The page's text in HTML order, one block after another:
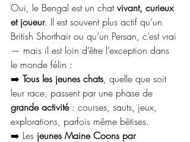
Oui, le Bengal est un chat vivant, curieux
et joueur. Il est souvent plus actif qu’un
British Shorthair ou qu’un Persan, c’est vrai
— mais il est loin d’être l’exception dans
le monde félin :
➡️ Tous les jeunes chats, quelle que soit
leur race, passent par une phase de
grande activité : courses, sauts, jeux,
explorations, parfois même bêtises.
➡️ Les jeunes Maine Coons par